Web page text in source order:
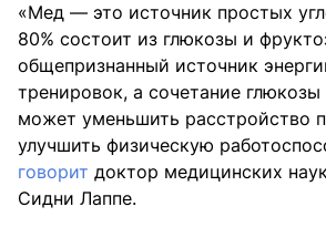
«Мед — это источник простых
80% состоит из глюкозы и
общепризнанный источник
тренировок, а сочетание
может уменьшить расстройство
улучшить физическую
говорит доктор медицинских
Сидни Лаппе.